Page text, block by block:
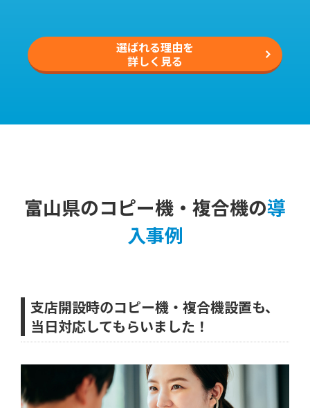
選ばれる理由を
詳しく見る
富山県のコピー機・複合機の導
入事例
支店開設時のコピー機・複合機設置も、
当日対応してもらいました！